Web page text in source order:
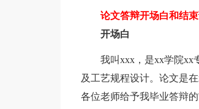
论文答辩开场白和结束
开场白
我叫xxx，是xx学院xx专
及工艺规程设计。论文是
各位老师给予我毕业答辩